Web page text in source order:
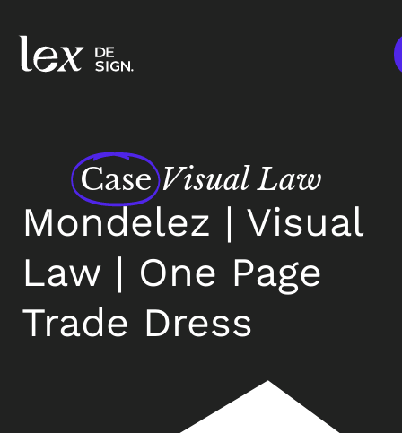
Case Visual Law
Mondelez | Visual
Law | One Page
Trade Dress